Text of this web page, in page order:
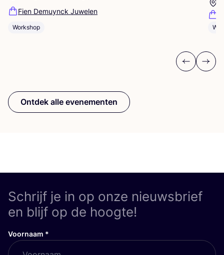
Fien Demuynck Juwelen
Workshop
Previous
Next
Ontdek alle evenementen
Schrijf je in op onze nieuwsbrief
en blijf op de hoogte!
Voornaam *